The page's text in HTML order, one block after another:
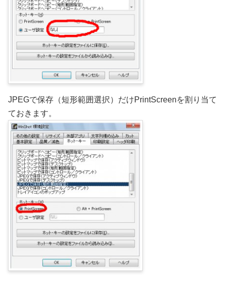
JPEGで保存（短形範囲選択）だけPrintScreenを割り当て
ておきます。